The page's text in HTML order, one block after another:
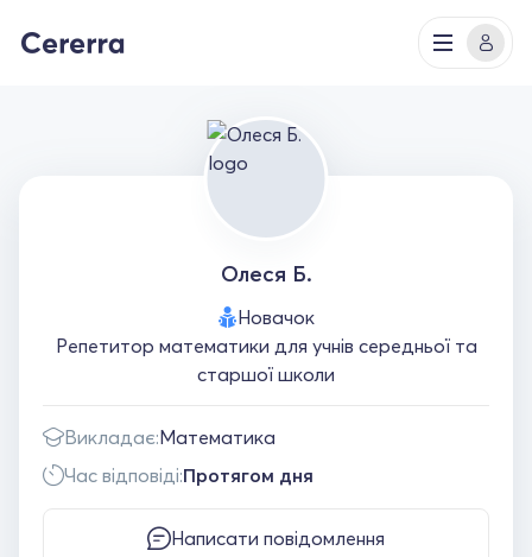
Олеся Б.
Новачок
Репетитор математики для учнів середньої та
старшої школи
Викладає:Математика
Час відповіді:Протягом дня
Написати повідомлення